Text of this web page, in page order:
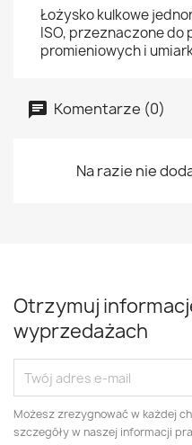
Łożysko kulkowe
ISO, przeznaczone
promieniowych i
Komentarze (0)
Na razie nie
Otrzymuj
wyprzedażach
Możesz zrezygnować w każdej
szczegóły w naszej informacji